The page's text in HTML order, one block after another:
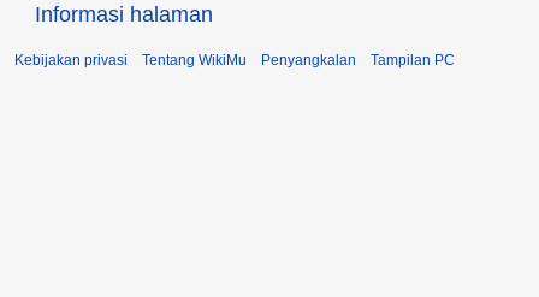
Informasi halaman
Kebijakan privasi Tentang WikiMu Penyangkalan Tampilan PC